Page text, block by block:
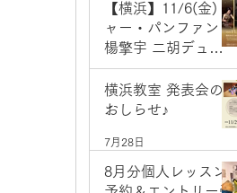
【横浜】11/6(金) ジ
ャー・パンファン＆
楊擎宇 二胡デュオ
コンサート
横浜教室 発表会の
おしらせ♪
7月28日
8月分個人レッスン